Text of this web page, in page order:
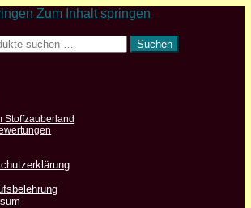
Zum Inhalt springen
Suchen
Stoffzauberland